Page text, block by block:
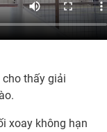
thấy giải
xoay không hạn